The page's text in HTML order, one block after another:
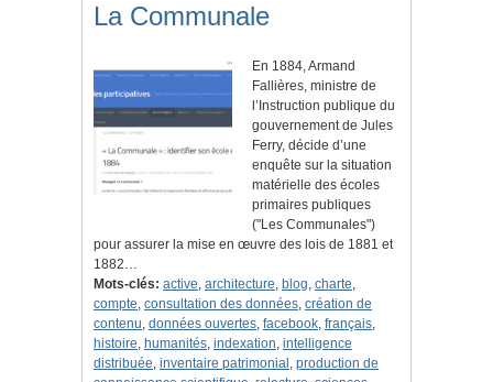
La Communale
En 1884, Armand
Fallières, ministre de
l’Instruction publique du
gouvernement de Jules
Ferry, décide d’une
enquête sur la situation
matérielle des écoles
primaires publiques
("Les Communales")
pour assurer la mise en œuvre des lois de 1881 et
1882…
Mots-clés: active, architecture, blog, charte,
compte, consultation des données, création de
contenu, données ouvertes, facebook, français,
histoire, humanités, indexation, intelligence
distribuée, inventaire patrimonial , production de